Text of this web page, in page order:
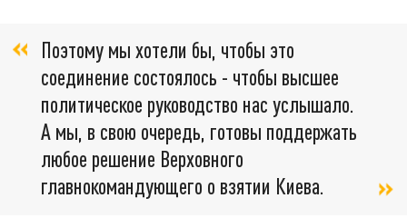
Поэтому мы хотели бы, чтобы это
соединение состоялось - чтобы высшее
политическое руководство нас услышало.
А мы, в свою очередь, готовы поддержать
любое решение Верховного
главнокомандующего о взятии Киева.